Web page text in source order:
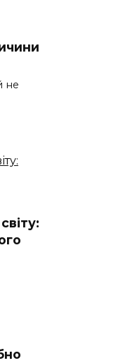
не